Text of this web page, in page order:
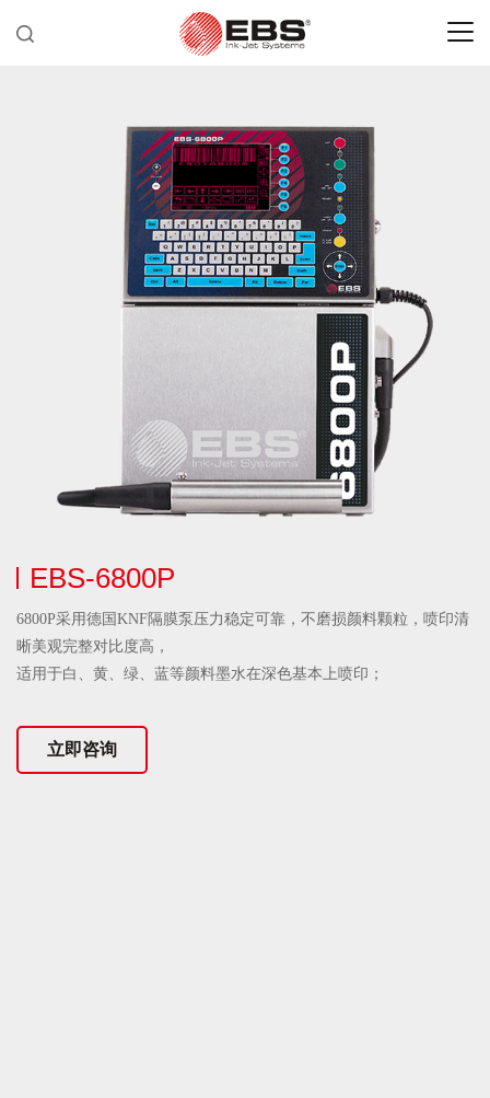
EBS-6800P
6800P采用德国KNF隔膜泵压力稳定可靠，不磨损颜料颗粒，喷印清
晰美观完整对比度高，
适用于白、黄、绿、蓝等颜料墨水在深色基本上喷印；
立即咨询